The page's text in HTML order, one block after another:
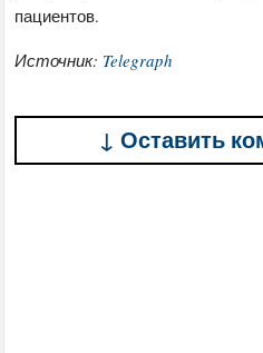
пациентов.
Источник: Telegraph
↓ Оставить